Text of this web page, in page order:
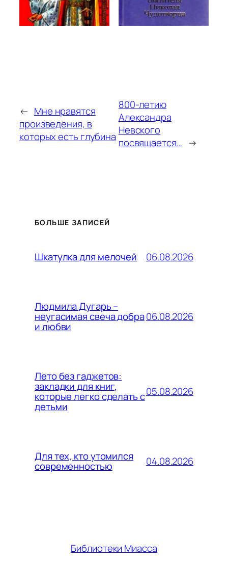
← Мне нравятся
произведения, в
которых есть глубина
800-летию
Александра
Невского
посвящается… →
БОЛЬШЕ ЗАПИСЕЙ
Шкатулка для мелочей 06.08.2026
Людмила Дугарь –
неугасимая свеча добра
и любви
06.08.2026
Лето без гаджетов:
закладки для книг,
которые легко сделать с
детьми
05.08.2026
Для тех, кто утомился
современностью 04.08.2026
Библиотеки Миасса